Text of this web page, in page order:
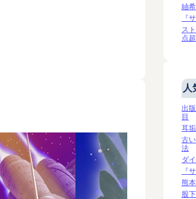
紬
『
ス
点超
人
出
目
耳
古
法
ダ
『
熊
股